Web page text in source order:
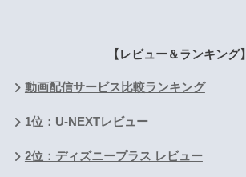
【レビュー＆ランキング】
動画配信サービス比較ランキング
1位：U-NEXTレビュー
2位：ディズニープラス レビュー